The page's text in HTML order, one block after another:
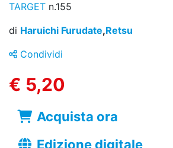
TARGET n.155
di Haruichi Furudate,Retsu
Condividi
€ 5,20
Acquista ora
Edizione digitale